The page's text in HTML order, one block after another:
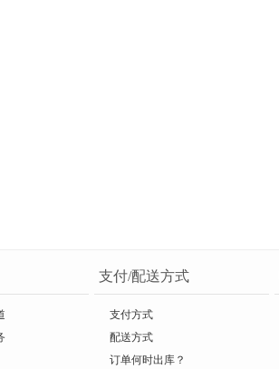
支付/配送方式
支付方式
配送方式
订单何时出库？